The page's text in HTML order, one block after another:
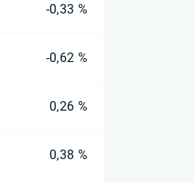
-0,33 %
-0,62 %
0,26 %
0,38 %